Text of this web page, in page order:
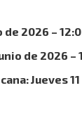
2026 –
de 2026 –
Jueves 11